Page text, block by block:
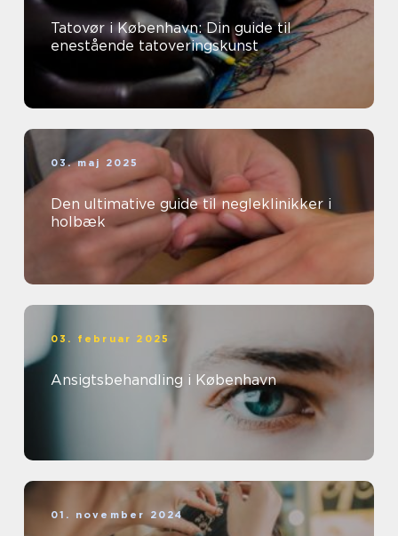
Tatovør i København: Din guide til
enestående tatoveringskunst
03. maj 2025
Den ultimative guide til negleklinikker i
holbæk
03. februar 2025
Ansigtsbehandling i København
01. november 2024